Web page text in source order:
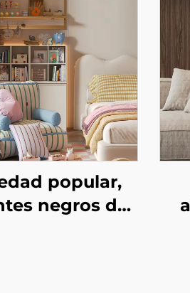
popular,
negros de